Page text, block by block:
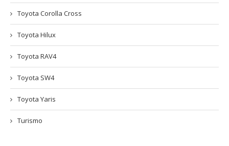
Toyota Corolla Cross
Toyota Hilux
Toyota RAV4
Toyota SW4
Toyota Yaris
Turismo